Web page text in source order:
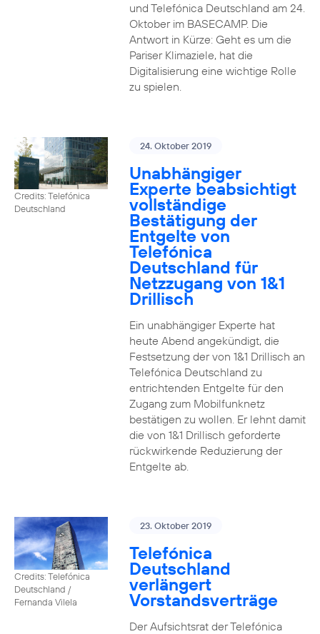
und Telefónica Deutschland am 24.
Oktober im BASECAMP. Die
Antwort in Kürze: Geht es um die
Pariser Klimaziele, hat die
Digitalisierung eine wichtige Rolle
zu spielen.
Credits: Telefónica
Deutschland
24. Oktober 2019
Unabhängiger
Experte beabsichtigt
vollständige
Bestätigung der
Entgelte von
Telefónica
Deutschland für
Netzzugang von 1&1
Drillisch
Ein unabhängiger Experte hat
heute Abend angekündigt, die
Festsetzung der von 1&1 Drillisch an
Telefónica Deutschland zu
entrichtenden Entgelte für den
Zugang zum Mobilfunknetz
bestätigen zu wollen. Er lehnt damit
die von 1&1 Drillisch geforderte
rückwirkende Reduzierung der
Entgelte ab.
Credits: Telefónica
Deutschland /
Fernanda Vilela
23. Oktober 2019
Telefónica
Deutschland
verlängert
Vorstandsverträge
Der Aufsichtsrat der Telefónica